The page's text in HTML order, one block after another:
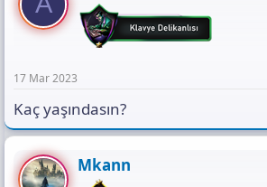
17 Mar 2023
Kaç yaşındasın?
Mkann